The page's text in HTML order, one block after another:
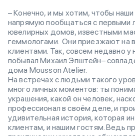
– Конечно, и мы хотим, чтобы наши
напрямую пообщаться с первыми
ювелирных домов, известными
геммологами. Они приезжают на
клиентами. Так, совсем недавно у
побывал Михаил Эпштейн–
дома Mousson Atelier.
На встречах с людьми такого
много личных моментов: ты
украшения, какой он человек,
профессионал в своём деле, и
удивительная история, которая
клиентам, и нашим гостям. Ведь